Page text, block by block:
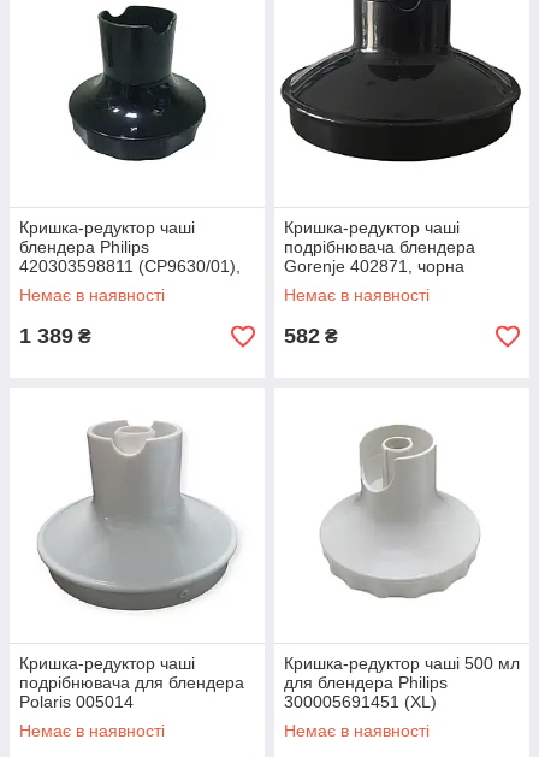
Кришка-редуктор чаші
блендера Philips
420303598811 (CP9630/01),
D=95 mm
Немає в наявності
1 389 ₴
Кришка-редуктор чаші
подрібнювача блендера
Gorenje 402871, чорна
Немає в наявності
582 ₴
Кришка-редуктор чаші
подрібнювача для блендера
Polaris 005014
Немає в наявності
Кришка-редуктор чаші 500 мл
для блендера Philips
300005691451 (XL)
Немає в наявності